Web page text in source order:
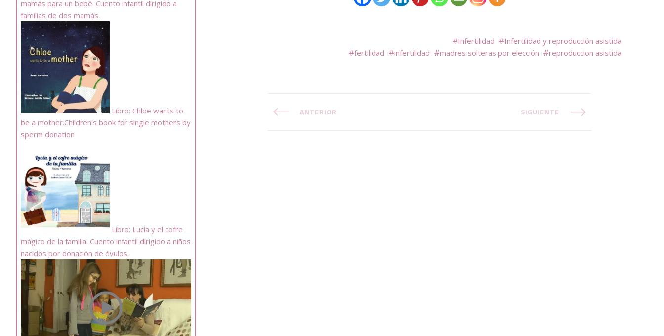
mamás para un bebé. Cuento infantil dirigido a
familias de dos mamás.
Libro: Chloe wants to
be a mother.Children's book for single mothers by
sperm donation
Libro: Lucía y el cofre
mágico de la familia. Cuento infantil dirigido a niños
nacidos por donación de óvulos.
Infertilidad
Infertilidad y reproducción asistida
fertilidad
infertilidad madres solteras por elección reproduccion asistida
ANTERIOR SIGUIENTE